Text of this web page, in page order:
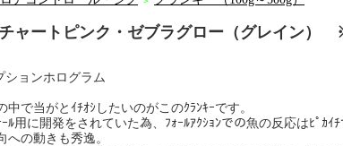
ャートピンク・ゼブラグロー（グレイン）
ションホログラム
中で当がとｲﾁｵｼしたいのがこのｸﾗﾝｷｰです。
ﾙ用に開発をされていた為、ﾌｫｰﾙｱｸｼｮﾝでの魚の反応はﾋﾟｶｲ
への動きも秀逸。